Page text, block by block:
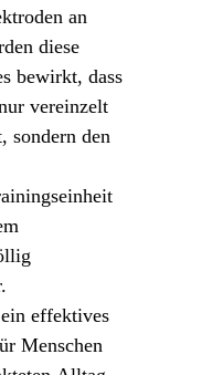
an
diese
bewirkt, dass
vereinzelt
sondern den
effektives
Menschen